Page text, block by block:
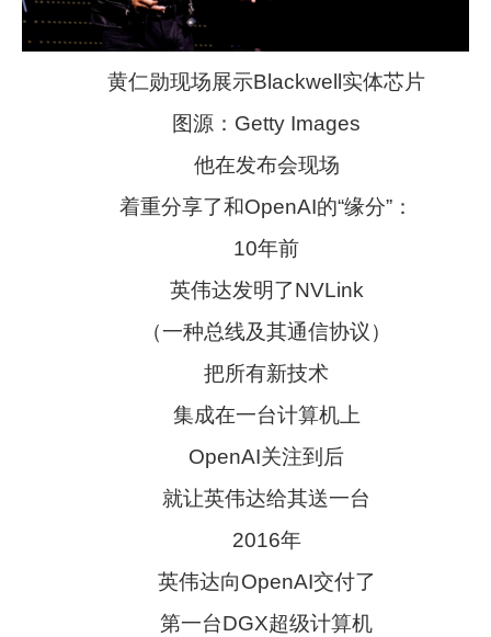
黄仁勋现场展示Blackwell实体芯片
图源：Getty Images
他在发布会现场
着重分享了和OpenAI的“缘分”：
10年前
英伟达发明了NVLink
（一种总线及其通信协议）
把所有新技术
集成在一台计算机上
OpenAI关注到后
就让英伟达给其送一台
2016年
英伟达向OpenAI交付了
第一台DGX超级计算机